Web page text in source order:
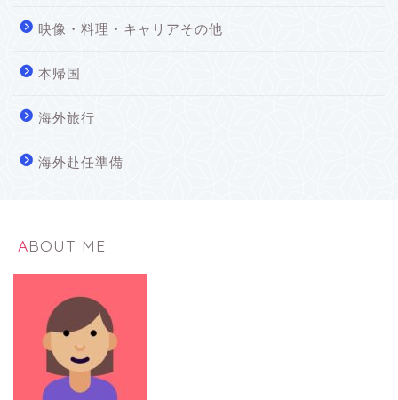
映像・料理・キャリアその他
本帰国
海外旅行
海外赴任準備
ABOUT ME